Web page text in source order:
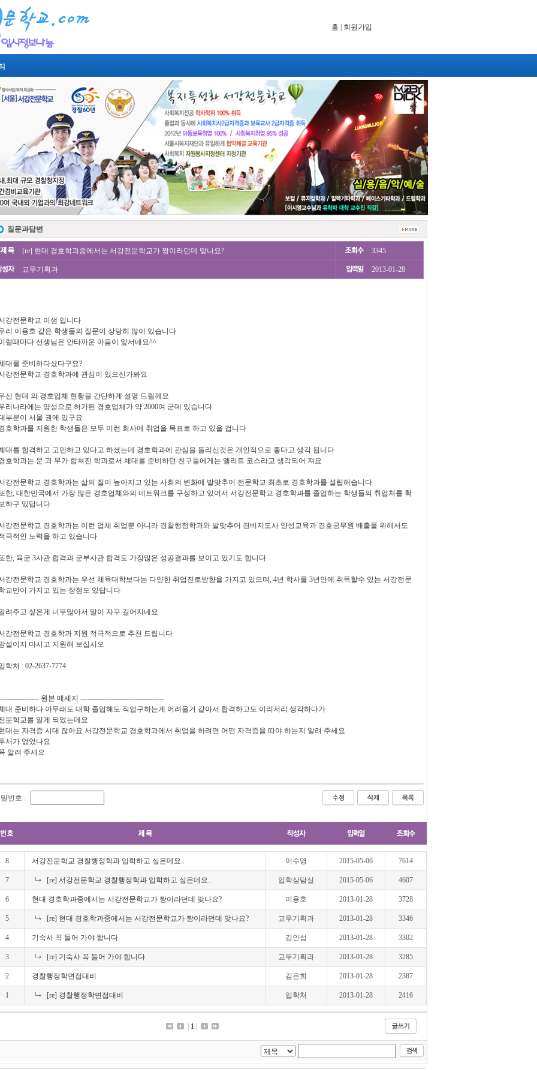
홈 회원가입
질문과답변
[re] 현대 경호학과중에서는 서강전문학교가 짱이라던데 맞나요? 3345
교무기획과 2013-01-28
강전문학교 이샘 입니다
리 이용호 같은 학생들의 질문이 상당히 많이 있습니다
럴때마다 선생님은 안타까운 마음이 앞서네요^^
대를 준비하다셨다구요?
강전문학교 경호학과에 관심이 있으신가봐요
선 현대 의 경호업체 현황을 간단하게 설명 드릴께요
리나라에는 양성으로 허가된 경호업체가 약 2000여 군데 있습니다
부분이 서울 권에 있구요
호학과를 지원한 학생들은 모두 이런 회사에 취업을 목표로 하고 있을 겁니다
대를 합격하고 고민하고 있다고 하셨는데 경호학과에 관심을 돌리신것은 개인적으로 좋다고 생각 됩니다
호학과는 문 과 무가 합쳐진 학과로서 체대를 준비하던 친구들에게는 엘리트 코스라고 생각되어 져요
강전문학교 경호학과는 삷의 질이 높아지고 있는 사회의 변화에 발맞추어 전문학교 최초로 경호학과를 설립해습니다
한, 대한민국에서 가장 많은 경호업체와의 네트워크를 구성하고 있어서 서강전문학교 경호학과를 졸업하는 학생들의 취업처를 확
하구 있답니다
강전문학교 경호학과는 이런 업체 취업뿐 아니라 경찰행정학과와 발맞추어 경비지도사 양성교육과 경호공무원 배출을 위해서도
극적인 노력을 하고 있습니다
한, 육군 3사관 합격과 군부사관 합격도 가장많은 성공결과를 보이고 있기도 합니다
강전문학교 경호학과는 우선 체육대학보다는 다양한 취업진로방향을 가지고 있으며, 4년 학사를 3년안에 취득할수 있는 서강전문
교만이 가지고 있는 장점도 있답니다
려주고 싶은게 너무많아서 말이 자꾸 길어지네요
강전문학교 경호학과 지원 적극적으로 추천 드립니다
설이지 마시고 지원해 보십시오
학처 : 02-2637-7774
원본 메세지 -----------------------------------
대 준비하다 아무래도 대학 졸업해도 직업구하는게 어려울거 같아서 합격하고도 이리저리 생각하다가
문학교를 알게 되었는데요
대는 자격증 시대 잖아요 서강전문학교 경호학과에서 취업을 하려면 어떤 자격증을 따야 하는지 알려 주세요
서가 없었나요
알려 주세요
번호 :
8 서강전문학교 경찰행정학과 입학하고 싶은데요.. 이수영 2015-05-06 7614
7 [re] 서강전문학교 경찰행정학과 입학하고 싶은데요.. 입학상담실 2015-05-06 4607
6 현대 경호학과중에서는 서강전문학교가 짱이라던데 맞나요? 이용호 2013-01-28 3728
5 [re] 현대 경호학과중에서는 서강전문학교가 짱이라던데 맞나요? 교무기획과 2013-01-28 3346
4 기숙사 꼭 들어 가야 합니다 김인섭 2013-01-28 3302
3 [re] 기숙사 꼭 들어 가야 합니다 교무기획과 2013-01-28 3285
2 경찰행정학면접대비 김은희 2013-01-28 2387
1 [re] 경찰행정학면접대비 입학처 2013-01-28 2416
1|